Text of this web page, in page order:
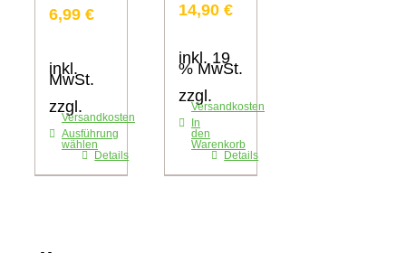
6,99 €
inkl.
MwSt.
zzgl.
Versandkosten
Ausführung
wählen
Dieses
Produkt
weist
Details
14,90 €
inkl. 19
% MwSt.
zzgl.
Versandkosten
In
den
Warenkorb
Details